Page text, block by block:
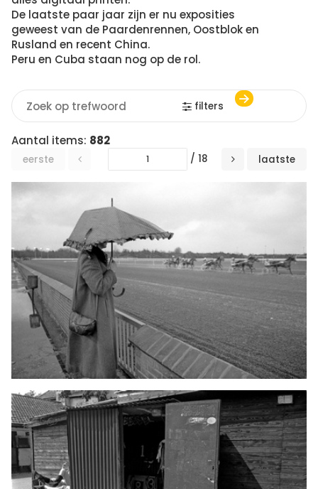
De laatste paar jaar zijn er nu exposities
geweest van de Paardenrennen, Oostblok en
Rusland en recent China.
Peru en Cuba staan nog op de rol.
filters
Aantal items: 882
eerste / 18 laatste